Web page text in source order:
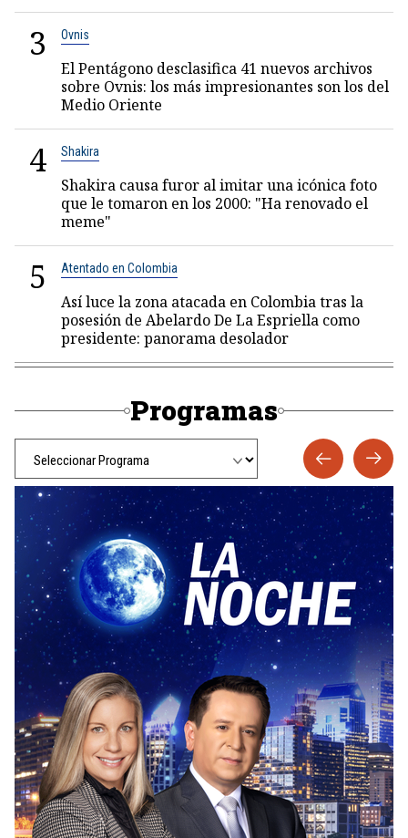
3 Ovnis
El Pentágono desclasifica 41 nuevos archivos
sobre Ovnis: los más impresionantes son los del
Medio Oriente
4 Shakira
Shakira causa furor al imitar una icónica foto
que le tomaron en los 2000: "Ha renovado el
meme"
5 Atentado en Colombia
Así luce la zona atacada en Colombia tras la
posesión de Abelardo De La Espriella como
presidente: panorama desolador
Programas